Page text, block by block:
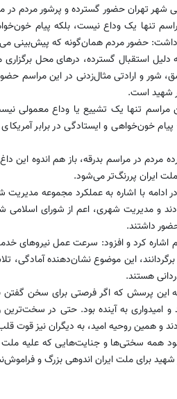
تهران حضور گسترده و پرشور مردم در
تنها یک وداع نیست، بلکه پیام
حضور مردم همان‌گونه که پیش‌بینی
دلیل استقبال گسترده، درهای محل
شور و ارادتی مثال‌زدنی در این مراسم
شهید است.
مراسم تنها یک تشییع یا وداع معمولی
پیام خون‌خواهی و ایستادگی در برابر
مردم در مراسم بدرقه، باز هم اندوه این
ایران پررنگ‌تر می‌شود.
ادامه با اشاره به عملکرد مجموعه
و مدیریت شهری، اعم از شورای اسلامی
داشتند.
اشاره کرد و افزود: سرعت عمل نیروهای
برگردانند، این موضوع نشان‌دهنده
هستند.
این پرسش که اگر فرصتی برای سخن
و امیدواری به آینده بود. حتی در
و همین روحیه امید، به دیگران نیز قوت
همه سختی‌ها و جنایت‌هایی که علیه ملت
برای ملت ایران اندوهی بزرگ و